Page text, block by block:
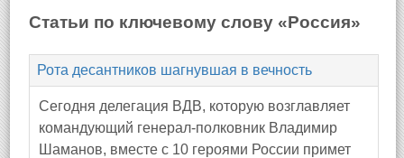
Статьи по ключевому слову «Россия»
Рота десантников шагнувшая в вечность
Сегодня делегация ВДВ, которую возглавляет
командующий генерал-полковник Владимир
Шаманов, вместе с 10 героями России примет